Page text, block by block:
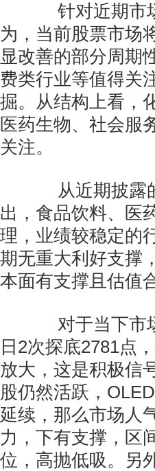
针对近期市场
为，当前股票市场
显改善的部分周期
费类行业等值得关
掘。从结构上看，
医药生物、社会服
关注。
从近期披露的
出，食品饮料、医
理，业绩较稳定的
期无重大利好支撑
本面有支撑且估值
对于当下市场
日2次探底2781点
放大，这是积极信
股仍然活跃，
延续，那么市场人
力，下有支撑，区
位，高抛低吸。另